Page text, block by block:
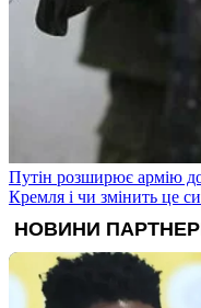
Путін розширює армію
Кремля і чи змінить це